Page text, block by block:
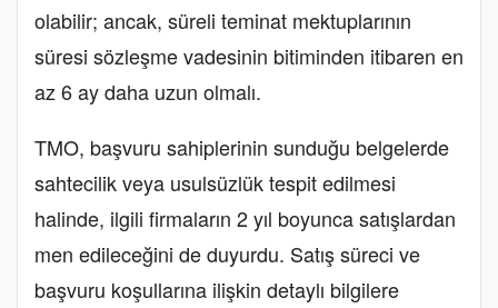
olabilir; ancak, süreli teminat mektuplarının
süresi sözleşme vadesinin bitiminden itibaren en
az 6 ay daha uzun olmalı.
TMO, başvuru sahiplerinin sunduğu belgelerde
sahtecilik veya usulsüzlük tespit edilmesi
halinde, ilgili firmaların 2 yıl boyunca satışlardan
men edileceğini de duyurdu. Satış süreci ve
başvuru koşullarına ilişkin detaylı bilgilere